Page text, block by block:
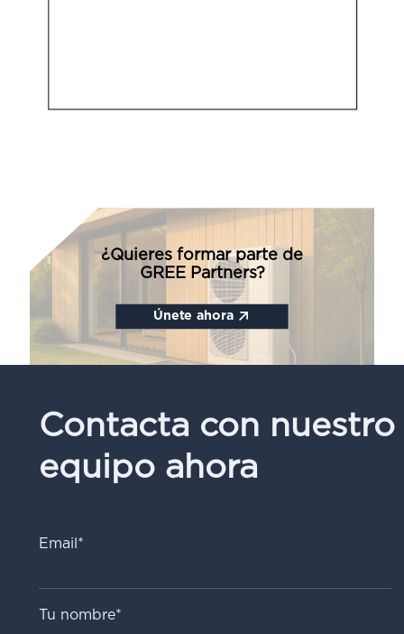
Únete ahora
¿Quieres formar parte de
GREE Partners?
Contacta con nuestro
equipo ahora
Email*
Tu nombre*